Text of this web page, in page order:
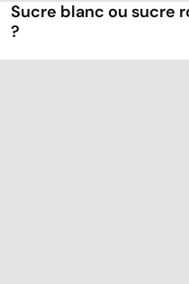
Sucre blanc ou sucre
?